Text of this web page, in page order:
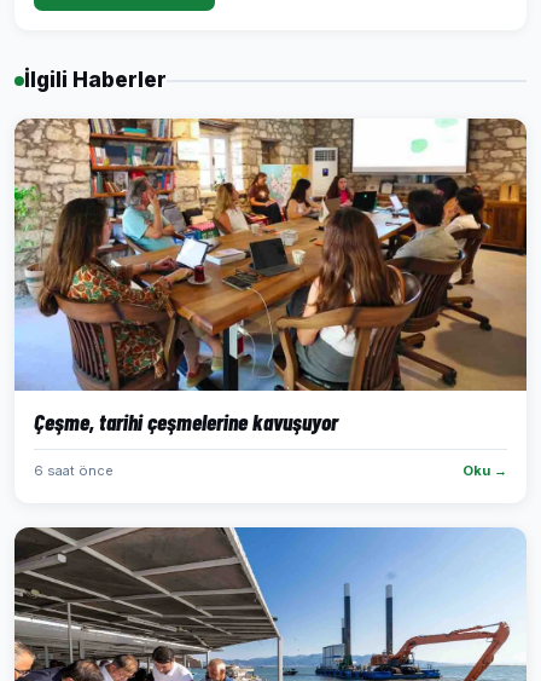
İlgili Haberler
Çeşme, tarihi çeşmelerine kavuşuyor
6 saat önce Oku →